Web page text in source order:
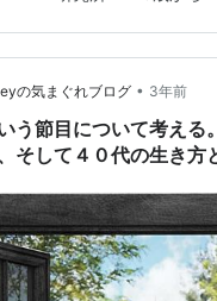
の気まぐれブログ • 3年前
う節目について考える
そして４０代の生き方